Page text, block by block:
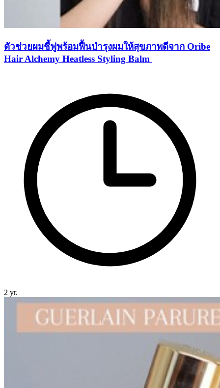
ตัวช่วยผมชี้ฟูพร้อมฟื้นบำรุงผมให้สุขภาพดีจาก Oribe
Hair Alchemy Heatless Styling Balm ​
2 yr.